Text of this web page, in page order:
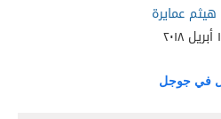
هيثم عمايرة
في جوجل